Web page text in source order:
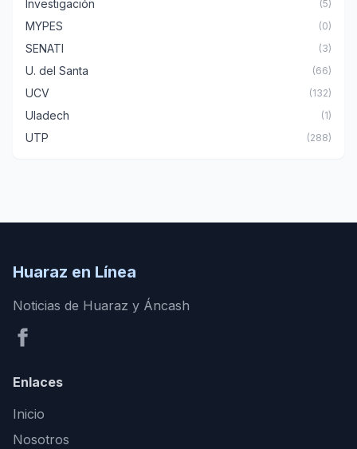
Investigación (5)
MYPES (0)
SENATI (3)
U. del Santa (66)
UCV (132)
Uladech (1)
UTP (288)
Huaraz en Línea
Noticias de Huaraz y Áncash
Enlaces
Inicio
Nosotros